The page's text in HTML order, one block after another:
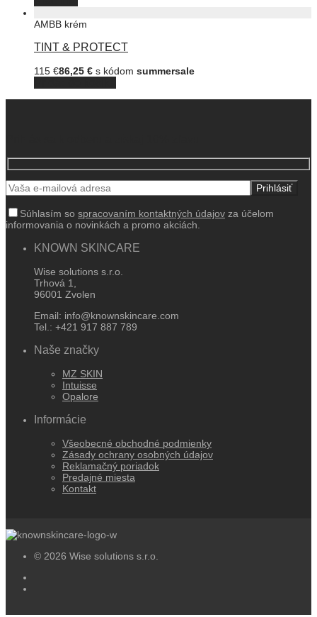
AMBB krém
TINT & PROTECT
115 €86,25 € s kódom summersale
Súhlasím so spracovaním kontaktných údajov za účelom
informovania o novinkách a promo akciách.
KNOWN SKINCARE
Wise solutions s.r.o.
Trhová 1,
96001 Zvolen
Email: info@knownskincare.com
Tel.: +421 917 887 789
Naše značky
MZ SKIN
Intuisse
Opalore
Informácie
Všeobecné obchodné podmienky
Zásady ochrany osobných údajov
Reklamačný poriadok
Predajné miesta
Kontakt
© 2026 Wise solutions s.r.o.